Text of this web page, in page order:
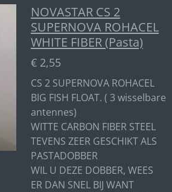
NOVASTAR CS 2
SUPERNOVA ROHACEL
WHITE FIBER (Pasta)
€ 2,55
CS 2 SUPERNOVA ROHACEL
BIG FISH FLOAT. ( 3 wisselbare
antennes)
WITTE CARBON FIBER STEEL
TEVENS ZEER GESCHIKT ALS
PASTADOBBER
WIL U DEZE DOBBER, WEES
ER DAN SNEL BIJ WANT